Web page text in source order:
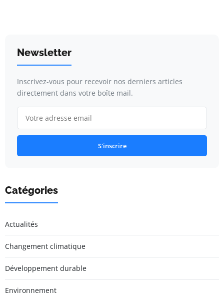
Newsletter
Inscrivez-vous pour recevoir nos derniers articles
directement dans votre boîte mail.
S'inscrire
Catégories
Actualités
Changement climatique
Développement durable
Environnement